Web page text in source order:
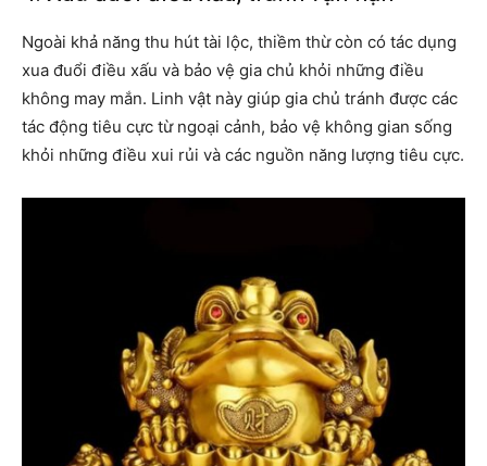
Ngoài khả năng thu hút tài lộc, thiềm thừ còn có tác dụng
xua đuổi điều xấu và bảo vệ gia chủ khỏi những điều
không may mắn. Linh vật này giúp gia chủ tránh được các
tác động tiêu cực từ ngoại cảnh, bảo vệ không gian sống
khỏi những điều xui rủi và các nguồn năng lượng tiêu cực.